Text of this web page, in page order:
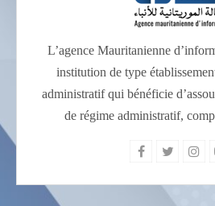
L’agence Mauritanienne
institution de type
administratif qui bénéficie
de régime administratif,